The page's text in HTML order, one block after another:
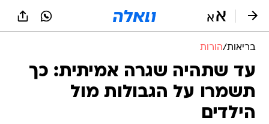
בריאות/הורות
עד שתהיה שגרה אמיתית: כך
תשמרו על הגבולות מול
הילדים